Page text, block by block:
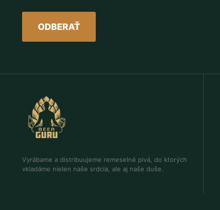
Vyrábame a distribuujeme remeselné pivá, do ktorých
vkladáme nielen naše srdcia, ale aj naše duše.